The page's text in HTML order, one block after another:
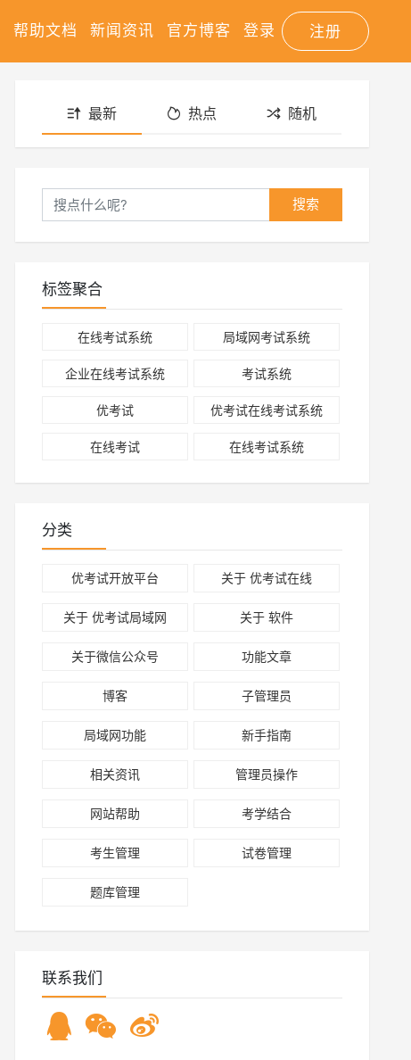
帮助文档 新闻资讯 官方博客 登录 注册
最新 热点 随机
搜索
标签聚合
在线考试系统 局域网考试系统
企业在线考试系统 考试系统
优考试 优考试在线考试系统
在线考试 在线考试系统
分类
优考试开放平台 关于 优考试在线
关于 优考试局域网 关于 软件
关于微信公众号 功能文章
博客 子管理员
局域网功能 新手指南
相关资讯 管理员操作
网站帮助 考学结合
考生管理 试卷管理
题库管理
联系我们